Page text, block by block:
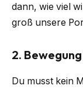
dann, wie viel
groß unsere
2.
Du musst kein